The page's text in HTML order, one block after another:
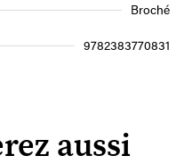
Broché
9782383770831
aussi